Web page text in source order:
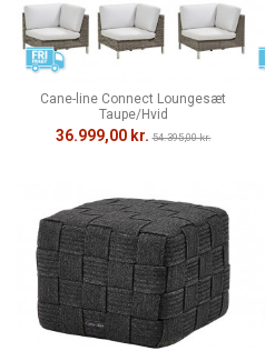
Cane-line Connect Loungesæt
Taupe/Hvid
36.999,00 kr. 54.395,00 kr.